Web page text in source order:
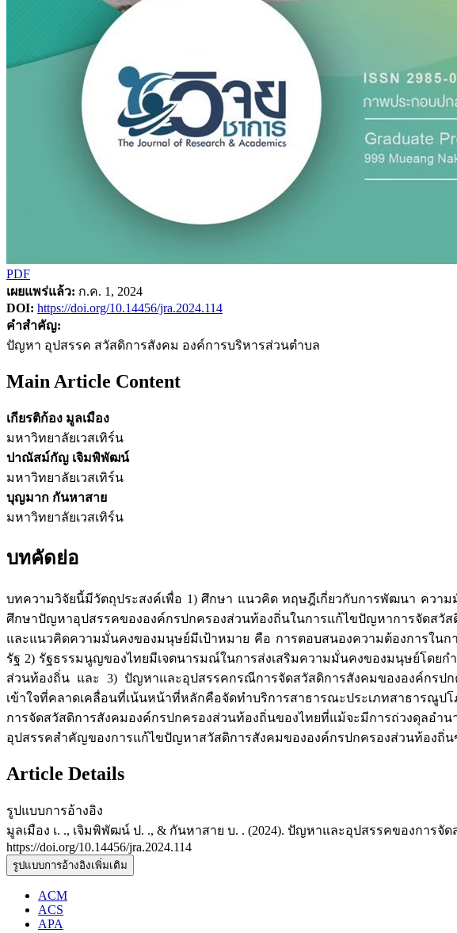
PDF
เผยแพร่แล้ว: ก.ค. 1, 2024
DOI: https://doi.org/10.14456/jra.2024.114
คำสำคัญ:
ปัญหา อุปสรรค สวัสดิการสังคม องค์การบริหารส่วนตำบล
Main Article Content
เกียรติก้อง มูลเมือง
มหาวิทยาลัยเวสเทิร์น
ปาณัสม์กัญ เจิมพิพัฒน์
มหาวิทยาลัยเวสเทิร์น
บุญมาก กันหาสาย
มหาวิทยาลัยเวสเทิร์น
บทคัดย่อ
บทความวิจัยนี้มีวัตถุประสงค์เพื่อ 1) ศึกษา แนวคิด ทฤษฎีเกี่ยวกับการพัฒนา ควา
ศึกษาปัญหาอุปสรรคขององค์กรปกครองส่วนท้องถิ่นในการแก้ไขปัญหาการจัดสวั
และแนวคิดความมั่นคงของมนุษย์มีเป้าหมาย คือ การตอบสนองความต้องการใน
รัฐ 2) รัฐธรรมนูญของไทยมีเจตนารมณ์ในการส่งเสริมความมั่นคงของมนุษย์โดย
ส่วนท้องถิ่น และ 3) ปัญหาและอุปสรรคกรณีการจัดสวัสดิการสังคมขององค์กรป
เข้าใจที่คลาดเคลื่อนที่เน้นหน้าที่หลักคือจัดทำบริการสาธารณะประเภทสาธารณู
การจัดสวัสดิการสังคมองค์กรปกครองส่วนท้องถิ่นของไทยที่แม้จะมีการถ่วงดุลอ
อุปสรรคสำคัญของการแก้ไขปัญหาสวัสดิการสังคมขององค์กรปกครองส่วนท้องถิ่น
Article Details
รูปแบบการอ้างอิง
มูลเมือง เ. ., เจิมพิพัฒน์ ป. ., & กันหาสาย บ. . (2024). ปัญหาและอุปสรรคของการ
https://doi.org/10.14456/jra.2024.114
รูปแบบการอ้างอิงเพิ่มเติม
ACM
ACS
APA